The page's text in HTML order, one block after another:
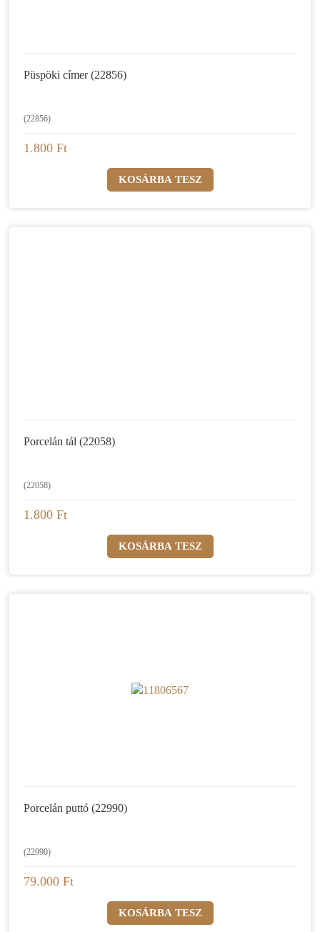
Püspöki címer (22856)
(22856)
1.800 Ft
Porcelán tál (22058)
(22058)
1.800 Ft
Porcelán puttó (22990)
(22990)
79.000 Ft